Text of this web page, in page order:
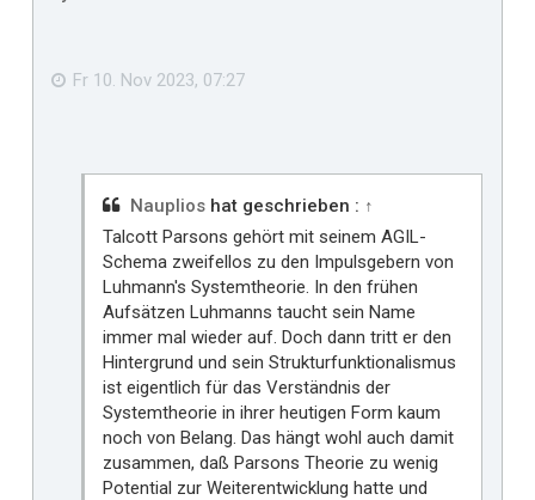
Fr 10. Nov 2023, 07:27
Nauplios hat geschrieben : ↑
Talcott Parsons gehört mit seinem AGIL-
Schema zweifellos zu den Impulsgebern von
Luhmann's Systemtheorie. In den frühen
Aufsätzen Luhmanns taucht sein Name
immer mal wieder auf. Doch dann tritt er den
Hintergrund und sein Strukturfunktionalismus
ist eigentlich für das Verständnis der
Systemtheorie in ihrer heutigen Form kaum
noch von Belang. Das hängt wohl auch damit
zusammen, daß Parsons Theorie zu wenig
Potential zur Weiterentwicklung hatte und